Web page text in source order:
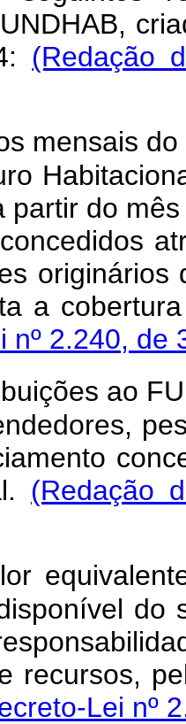
(Redação
mensais
partir do
originários
a
nº 2.240, de
ao
(Redação
do
recursos,
Lei nº